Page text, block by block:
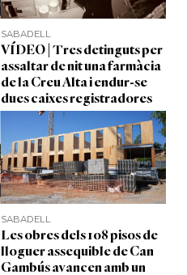
SABADELL
VÍDEO | Tres detinguts per
assaltar de nit una farmàcia
de la Creu Alta i endur-se
dues caixes registradores
SABADELL
Les obres dels 108 pisos de
lloguer assequible de Can
Gambús avancen amb un